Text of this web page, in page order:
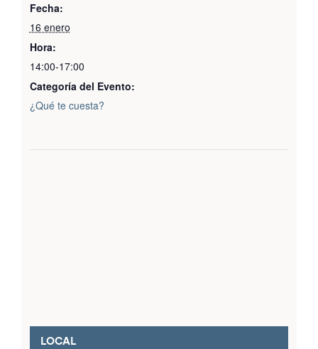
Fecha:
16 enero
Hora:
14:00-17:00
Categoría del Evento:
¿Qué te cuesta?
LOCAL